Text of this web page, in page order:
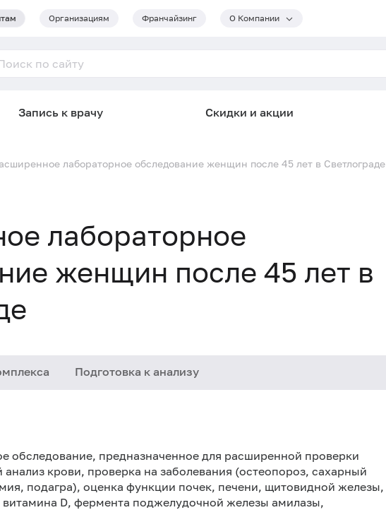
Организациям Франчайзинг О Компании
Запись к врачу Скидки и акции
лабораторное обследование женщин после 45 лет в Светлограде
лабораторное
женщин после 45 лет в
Подготовка к анализу
обследование, предназначенное для расширенной проверки
крови, проверка на заболевания (остеопороз, сахарный
подагра), оценка функции почек, печени, щитовидной железы,
D, фермента поджелудочной железы амилазы,